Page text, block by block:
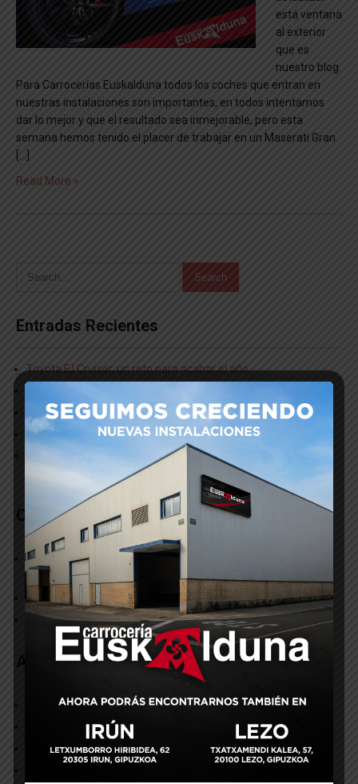
está ventana
al exterior
que es
nuestro blog.
Para Carrocerías Euskalduna todos los coches que entran en
nuestras instalaciones son importantes, en todos intentamos
dar lo mejor y que el resultado sea inmejorable, pero esta
semana hemos tenido el placer de trabajar en un Maserati Gran
Read More »
Entradas Recientes
Toyota FJ Cruiser, un reto para acabar el año
El arreglo de tu coche, listo en el mismo día!!!​
Un pura sangre en Carrocerías Euskalduna
Coche híbrido? también los arreglamos en Carrocerías
Euskalduna
Comentarios Recientes
carroceriaeuskalduna_admin
Vintage se lleva
Miguel Angel
Restauración de Vespa, lo Vintage se lleva
PolianaenPulido y lacado de faros, dejándolos como nuevos
Archivos
diciembre 2020
octubre 2020
septiembre 2020